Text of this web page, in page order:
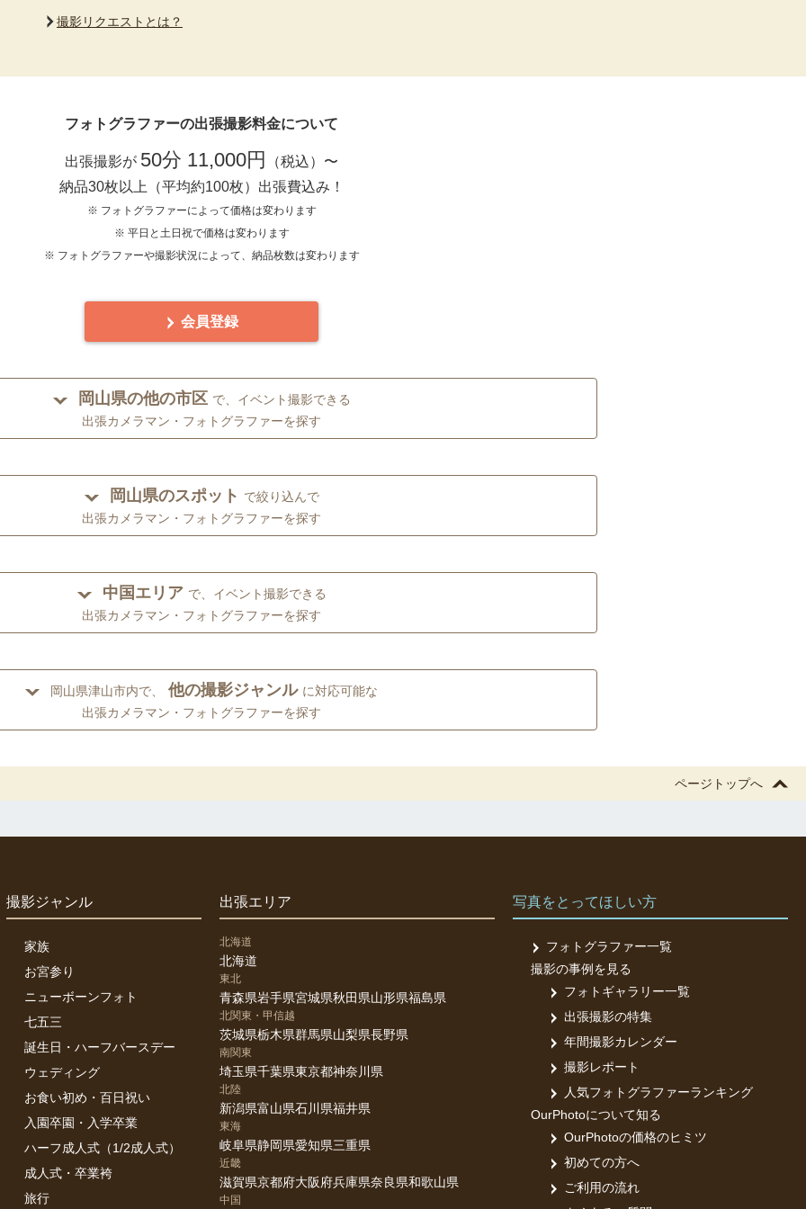
撮影リクエストとは？
フォトグラファーの出張撮影料金について
出張撮影が 50分 11,000円
（税込）〜
納品30枚以上（平均約100枚）出張費込み！
※ フォトグラファーによって価格は変わります
※ 平日と土日祝で価格は変わります
※ フォトグラファーや撮影状況によって、納品枚数は変わります
会員登録
岡山県の他の市区 で、イベント撮影できる
出張カメラマン・フォトグラファーを探す
岡山県のスポット で絞り込んで
出張カメラマン・フォトグラファーを探す
中国エリア で、イベント撮影できる
出張カメラマン・フォトグラファーを探す
岡山県津山市内で、 他の撮影ジャンル に対応可能な
出張カメラマン・フォトグラファーを探す
ページトップへ
撮影ジャンル
家族
お宮参り
ニューボーンフォト
七五三
誕生日・ハーフバースデー
ウェディング
お食い初め・百日祝い
入園卒園・入学卒業
ハーフ成人式（1/2成人式）
成人式・卒業袴
旅行
出張エリア
北海道
北海道
東北
青森県岩手県宮城県秋田県山形県福島県
北関東・甲信越
茨城県栃木県群馬県山梨県長野県
南関東
埼玉県千葉県東京都神奈川県
北陸
新潟県富山県石川県福井県
東海
岐阜県静岡県愛知県三重県
近畿
滋賀県京都府大阪府兵庫県奈良県和歌山県
中国
写真をとってほしい方
フォトグラファー一覧
撮影の事例を見る
フォトギャラリー一覧
出張撮影の特集
年間撮影カレンダー
撮影レポート
人気フォトグラファーランキング
OurPhotoについて知る
OurPhotoの価格のヒミツ
初めての方へ
ご利用の流れ